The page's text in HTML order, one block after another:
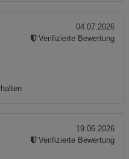
04.07.2026
Verifizierte Bewertung
19.06.2026
Verifizierte Bewertung